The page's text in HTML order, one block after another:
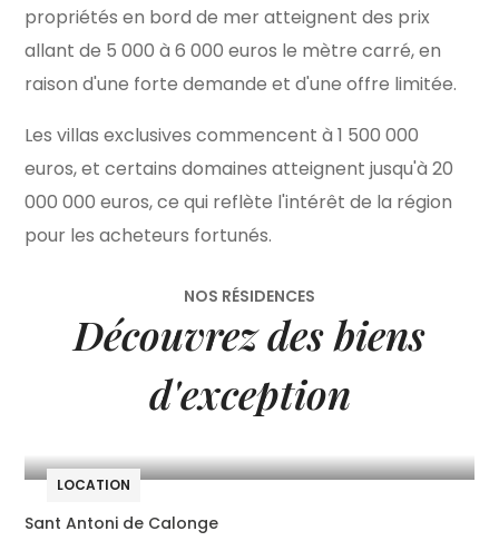
propriétés en bord de mer atteignent des prix
allant de 5 000 à 6 000 euros le mètre carré, en
raison d'une forte demande et d'une offre limitée.
Les villas exclusives commencent à 1 500 000
euros, et certains domaines atteignent jusqu'à 20
000 000 euros, ce qui reflète l'intérêt de la région
pour les acheteurs fortunés.
NOS RÉSIDENCES
Découvrez des biens
d'exception
LOCATION
Sant Antoni de Calonge